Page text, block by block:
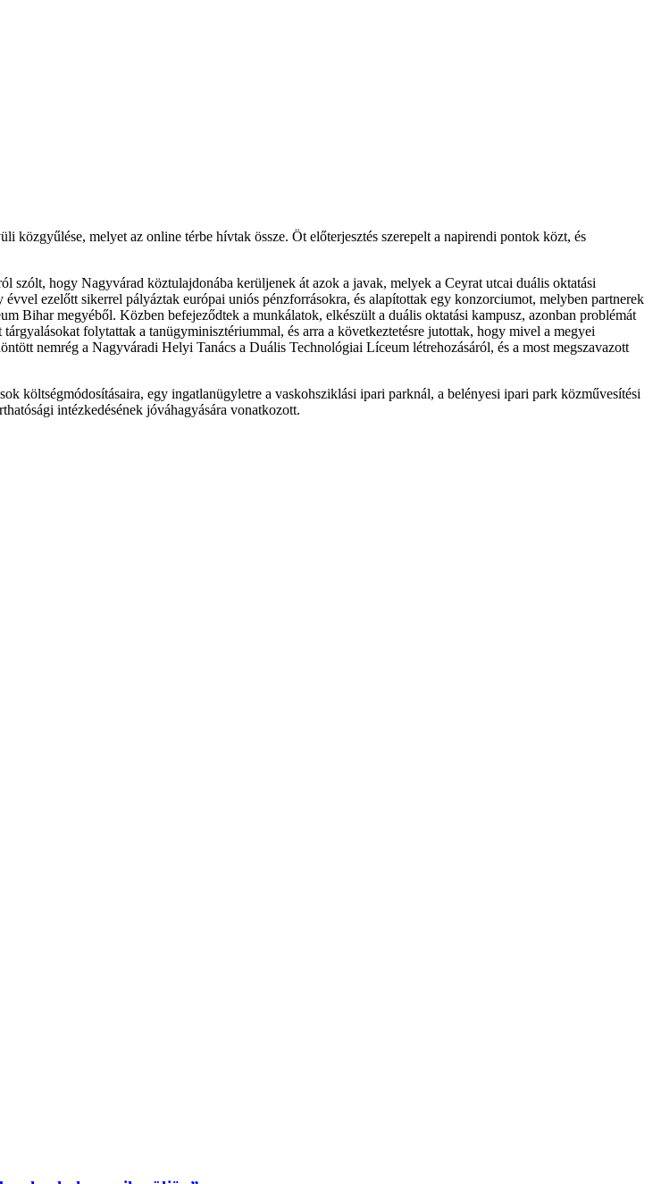
melyet az online térbe hívtak össze. Öt előterjesztés szerepelt a napirendi pontok közt, és
szólt, hogy Nagyvárad köztulajdonába kerüljenek át azok a javak, melyek a Ceyrat utcai duális oktatási
ezelőtt sikerrel pályáztak európai uniós pénzforrásokra, és alapítottak egy konzorciumot, melyben partnerek
Bihar megyéből. Közben befejeződtek a munkálatok, elkészült a duális oktatási kampusz, azonban problémát
folytattak a tanügyminisztériummal, és arra a következtetésre jutottak, hogy mivel a megyei
nemrég a Nagyváradi Helyi Tanács a Duális Technológiai Líceum létrehozásáról, és a most megszavazott
költségmódosításaira, egy ingatlanügyletre a vaskohsziklási ipari parknál, a belényesi ipari park közművesítési
intézkedésének jóváhagyására vonatkozott.